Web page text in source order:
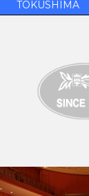
ニュース